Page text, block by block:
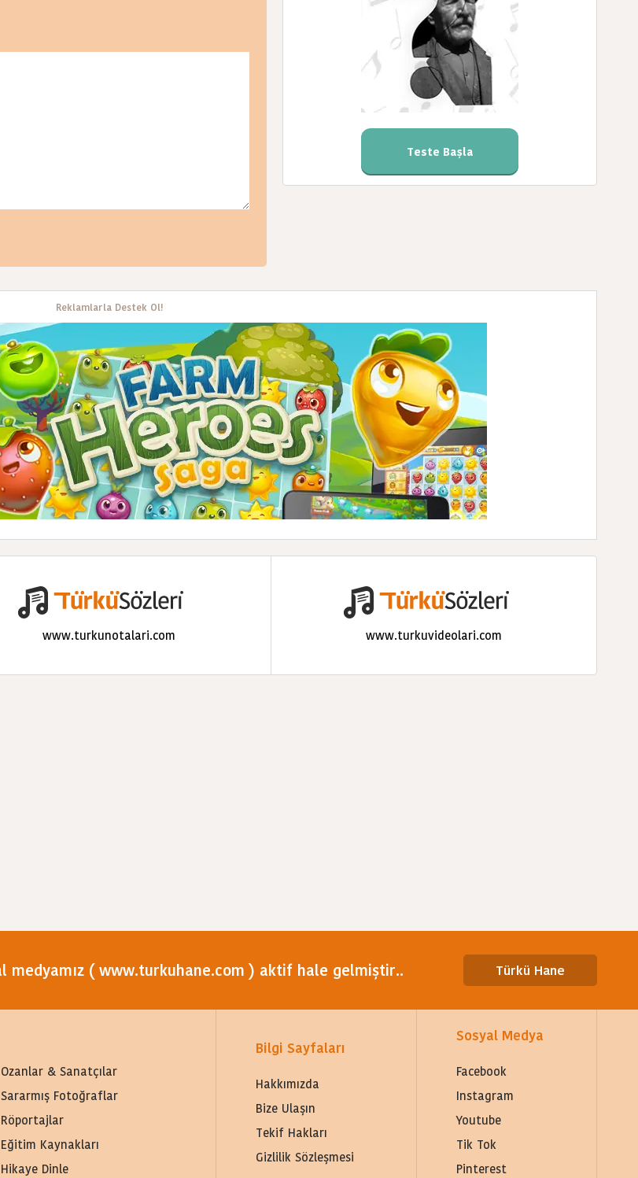
Teste Başla
Reklamlarla Destek Ol!
www.turkunotalari.com www.turkuvideolari.com
medyamız ( www.turkuhane.com ) aktif hale gelmiştir.. Türkü Hane
Ozanlar & Sanatçılar
Sararmış Fotoğraflar
Röportajlar
Eğitim Kaynakları
Hikaye Dinle
Bilgi Sayfaları
Hakkımızda
Bize Ulaşın
Tekif Hakları
Gizlilik Sözleşmesi
Sosyal Medya
Facebook
Instagram
Youtube
Tik Tok
Pinterest